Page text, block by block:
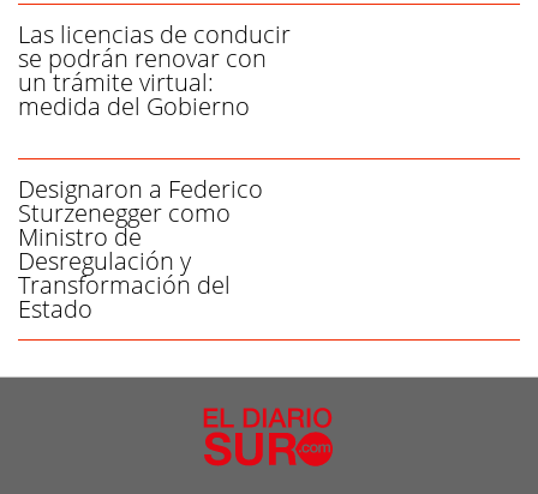
Las licencias de conducir
se podrán renovar con
un trámite virtual:
medida del Gobierno
Designaron a Federico
Sturzenegger como
Ministro de
Desregulación y
Transformación del
Estado